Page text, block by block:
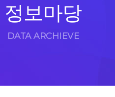
정보마당
DATA ARCHIEVE